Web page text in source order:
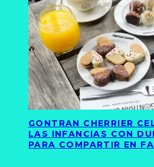
GONTRAN CHERRIER
LAS INFANCIAS CON
PARA COMPARTIR EN